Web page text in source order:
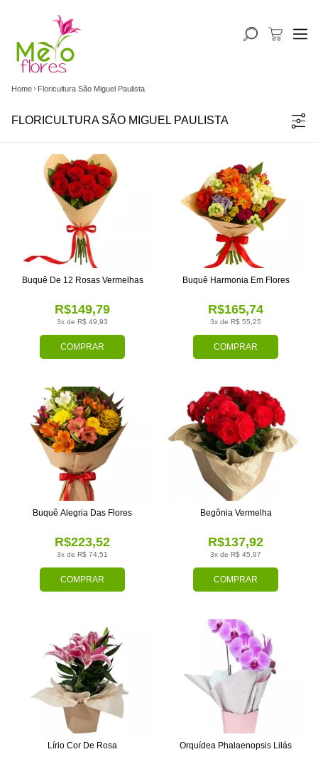
Home Floricultura São Miguel Paulista
FLORICULTURA SÃO MIGUEL PAULISTA
COMPRAR
3x de R$ 49,93
R$149,79
Buquê De 12 Rosas Vermelhas
COMPRAR
3x de R$ 55,25
R$165,74
Buquê Harmonia Em Flores
COMPRAR
3x de R$ 74,51
R$223,52
Buquê Alegria Das Flores
COMPRAR
3x de R$ 45,97
R$137,92
Begônia Vermelha
Lírio Cor De Rosa Orquídea Phalaenopsis Lilás